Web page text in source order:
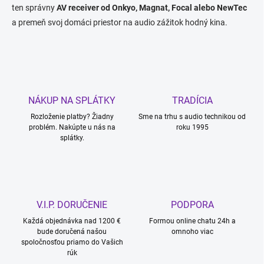
ten správnyAV receiver od Onkyo, Magnat, Focal alebo NewTec
a premeň svoj domáci priestor na audio zážitok hodný kina.
NÁKUP NA SPLÁTKY
Rozloženie platby? Žiadny
problém. Nakúpte u nás na
splátky.
TRADÍCIA
Sme na trhu s audio technikou od
roku 1995
V.I.P. DORUČENIE
Každá objednávka nad 1200 €
bude doručená našou
spoločnosťou priamo do Vašich
rúk
PODPORA
Formou online chatu 24h a
omnoho viac